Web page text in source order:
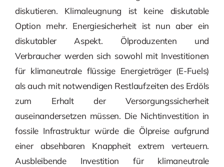
diskutieren. Klimaleugnung ist keine diskutable
Option mehr. Energiesicherheit ist nun aber ein
diskutabler Aspekt. Ölproduzenten und
Verbraucher werden sich sowohl mit Investitionen
für klimaneutrale flüssige Energieträger (E-Fuels)
als auch mit notwendigen Restlaufzeiten des Erdöls
zum Erhalt der Versorgungssicherheit
auseinandersetzen müssen. Die Nichtinvestition in
fossile Infrastruktur würde die Ölpreise aufgrund
einer absehbaren Knappheit extrem verteuern.
Ausbleibende Investition für klimaneutrale